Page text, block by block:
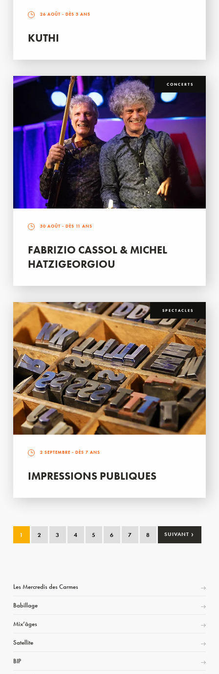
26 AOÛT - DÈS 3 ANS
KUTHI
CONCERTS
30 AOÛT - DÈS 11 ANS
FABRIZIO CASSOL & MICHEL
HATZIGEORGIOU
SPECTACLES
2 SEPTEMBRE - DÈS 7 ANS
IMPRESSIONS PUBLIQUES
1 2 3 4 5 6 7 8 SUIVANT ›
Les Mercredis des Carmes
Babillage
Mix’âges
Satellite
BIP